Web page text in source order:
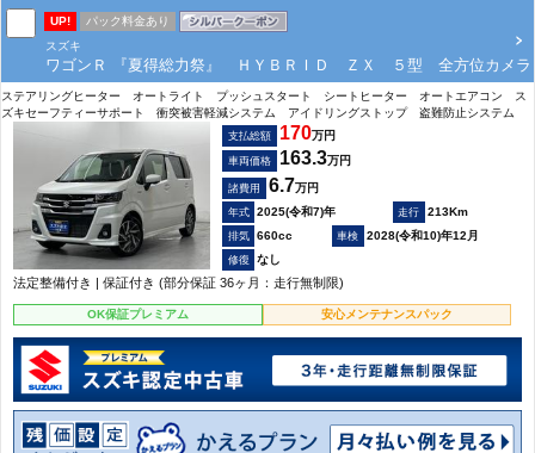
UP!
パック料金あり
スズキ
ワゴンＲ 『夏得総力祭』 ＨＹＢＲＩＤ ＺＸ ５型 全方位カメラ
ステアリングヒーター オートライト プッシュスタート シートヒーター オートエアコン ス
ズキセーフティーサポート 衝突被害軽減システム アイドリングストップ 盗難防止システム
支払総額 170万円
車両価格 163.3万円
諸費用 6.7万円
2025(令和7)年
213Km
660cc
2028(令和10)年12月
なし
法定整備付き | 保証付き (部分保証 36ヶ月：走行無制限)
OK保証プレミアム 安心メンテナンスパック